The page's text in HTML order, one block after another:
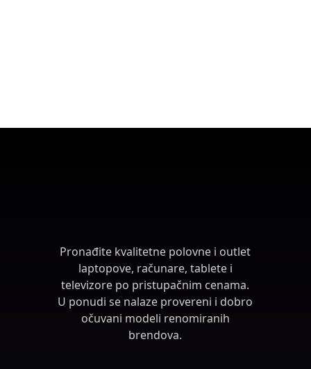
Pronađite kvalitetne polovne i outlet
laptopove, računare, tablete i
televizore po pristupačnim cenama.
U ponudi se nalaze provereni i dobro
očuvani modeli renomiranih
brendova.